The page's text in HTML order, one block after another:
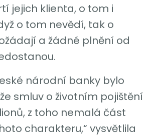
jejich klienta, o tom i
o tom nevědí, tak o
a žádné plnění od
národní banky bylo
smluv o životním pojištění
z toho nemalá část
charakteru,“ vysvětlila